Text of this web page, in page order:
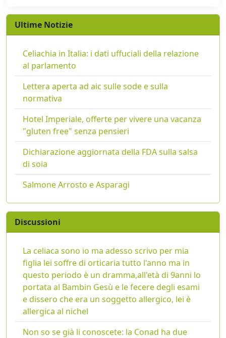
Ultime Notizie
Celiachia in Italia: i dati uffuciali della relazione
al parlamento
Lettera aperta ad aic sulle sode e sulla
normativa
Hotel Imperiale, offerte per vivere una vacanza
"gluten free" senza pensieri
Dichiarazione aggiornata della FDA sulla salsa
di soia
Salmone Arrosto e Asparagi
Discussioni
La celiaca sono io ma adesso scrivo per mia
figlia lei soffre di orticaria tutto l'anno ma in
questo periodo è un dramma,all'età di 9anni lo
portata al Bambin Gesù e le fecere degli esami
e dissero che era un soggetto allergico, lei è
allergica al nichel
Non so se già li conoscete: la Conad ha due